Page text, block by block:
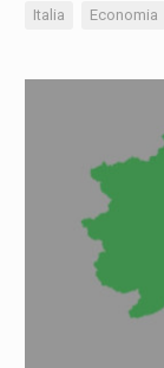
Italia Economia